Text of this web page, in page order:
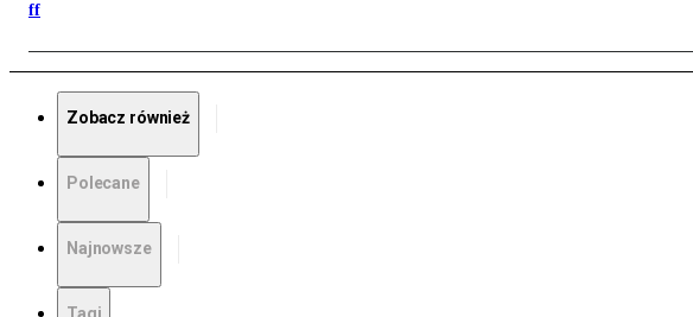
ff
Zobacz również
Polecane
Najnowsze